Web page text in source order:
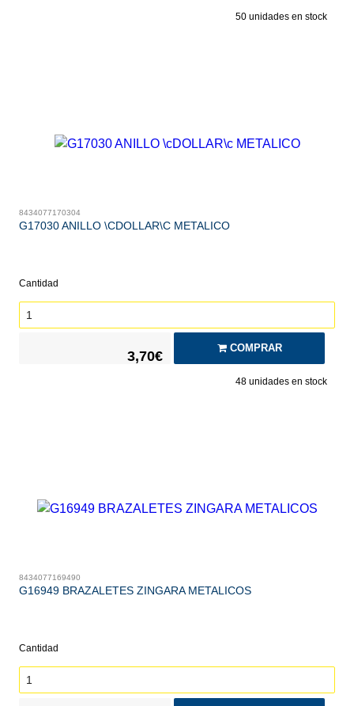
50unidades en stock
8434077170304
G17030 ANILLO \CDOLLAR\C METALICO
Cantidad
3,70€
COMPRAR
48unidades en stock
8434077169490
G16949 BRAZALETES ZINGARA METALICOS
Cantidad